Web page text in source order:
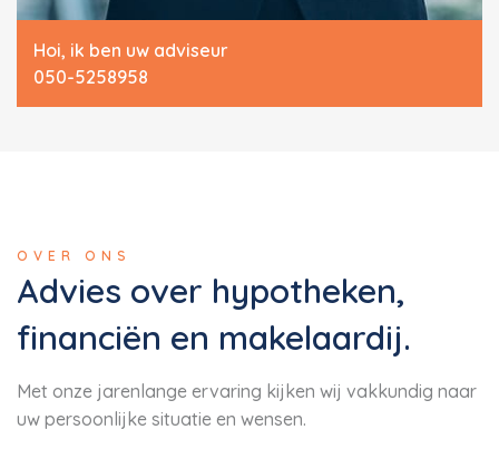
Hoi, ik ben uw adviseur
050-5258958
OVER ONS
Advies over hypotheken,
financiën en makelaardij.
Met onze jarenlange ervaring kijken wij vakkundig naar
uw persoonlijke situatie en wensen.